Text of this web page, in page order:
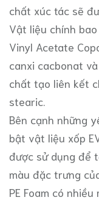
chất xúc tác sẽ
Vật liệu chính
Vinyl Acetate
canxi cacbonat
chất tạo liên kết
stearic.
Bên cạnh những
bật vật liệu xốp
được sử dụng để
màu đặc trưng
PE Foam có